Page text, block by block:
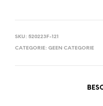
SKU: 520223F-121
CATEGORIE: GEEN CATEGORIE